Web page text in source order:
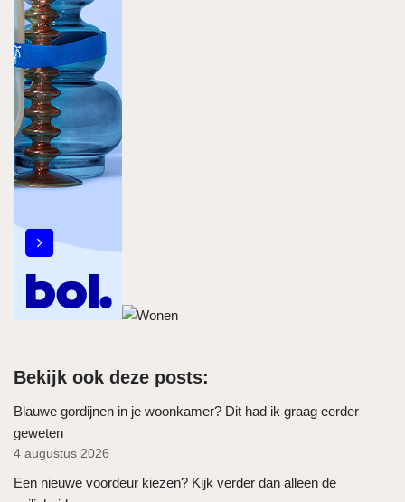
Bekijk ook deze posts:
Blauwe gordijnen in je woonkamer? Dit had ik graag eerder
geweten
4 augustus 2026
Een nieuwe voordeur kiezen? Kijk verder dan alleen de